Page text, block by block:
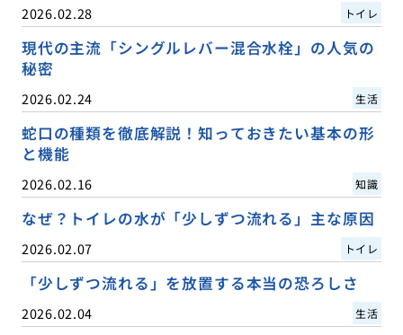
2026.02.28 トイレ
現代の主流「シングルレバー混合水栓」の人気の
秘密
2026.02.24 生活
蛇口の種類を徹底解説！知っておきたい基本の形
と機能
2026.02.16 知識
なぜ？トイレの水が「少しずつ流れる」主な原因
2026.02.07 トイレ
「少しずつ流れる」を放置する本当の恐ろしさ
2026.02.04 生活